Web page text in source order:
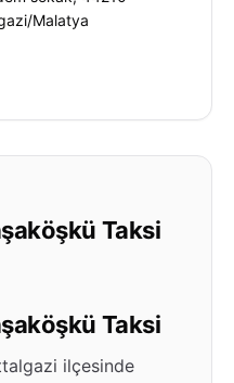
Malatya
Taksi
Taksi
ilçesinde